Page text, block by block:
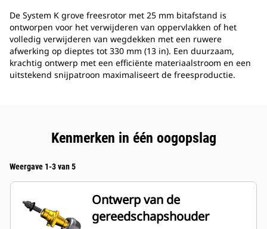
De System K grove freesrotor met 25 mm bitafstand is
ontworpen voor het verwijderen van oppervlakken of het
volledig verwijderen van wegdekken met een ruwere
afwerking op dieptes tot 330 mm (13 in). Een duurzaam,
krachtig ontwerp met een efficiënte materiaalstroom en een
uitstekend snijpatroon maximaliseert de freesproductie.
Kenmerken in één oogopslag
Weergave 1-3 van 5
Ontwerp van de
gereedschapshouder